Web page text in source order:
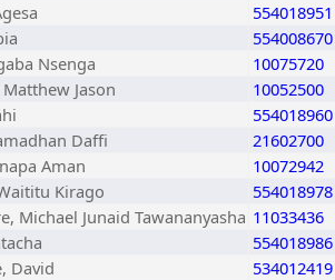
554018951
554008670
Nsenga
10075720
Jason
10052500
554018960
Daffi
21602700
Aman
10072942
Kirago
554018978
Michael Junaid Tawananyasha 11033436
554018986
David
534012419